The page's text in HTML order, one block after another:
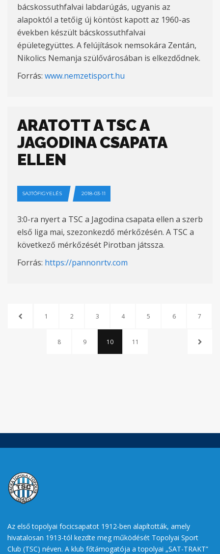
bácskossuthfalvai labdarúgás, ugyanis az
alapoktól a tetőig új köntöst kapott az 1960-as
években készült bácskossuthfalvai
épületegyüttes. A felújítások nemsokára Zentán,
Nikolics Nemanja szülővárosában is elkezdődnek.
Forrás: www.nemzetisport.hu
ARATOTT A TSC A
JAGODINA CSAPATA
ELLEN
SAJTÓFIGYELÉS 2018-03-11
3:0-ra nyert a TSC a Jagodina csapata ellen a szerb
első liga mai, szezonkezdő mérkőzésén. A TSC a
következő mérkőzését Pirotban játssza.
Forrás: https://pannonrtv.com
1 2 3 4 5 6 7
8 9 10 11
Az első topolyai focicsapatot 1912-ben alapították, amely
hivatalosan 1913-tól kezdte meg működését Topolyai Sport
Club (TSC) néven. A klub főtámogatója a topolyai „SAT-TRAKT”